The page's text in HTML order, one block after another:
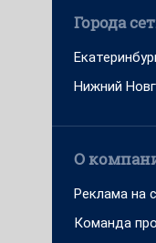
Города
Нижний
О
Реклама на
Команда